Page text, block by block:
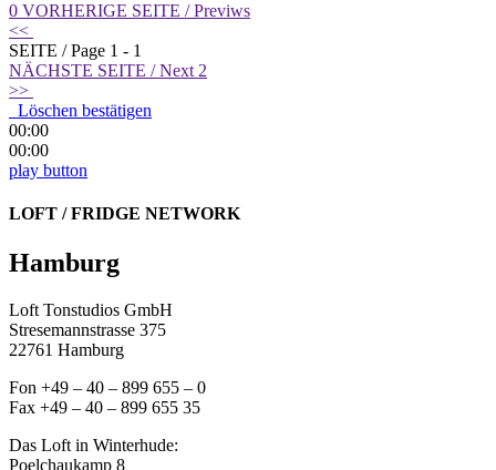
0 VORHERIGE SEITE /Previws
<<
SEITE / Page 1 - 1
NÄCHSTE SEITE /Next 2
>>
Löschen bestätigen
00:00
00:00
play button
LOFT / FRIDGE NETWORK
Hamburg
Loft Tonstudios GmbH
Stresemannstrasse 375
22761 Hamburg
Fon +49 – 40 – 899 655 – 0
Fax +49 – 40 – 899 655 35
Das Loft in Winterhude:
Poelchaukamp 8